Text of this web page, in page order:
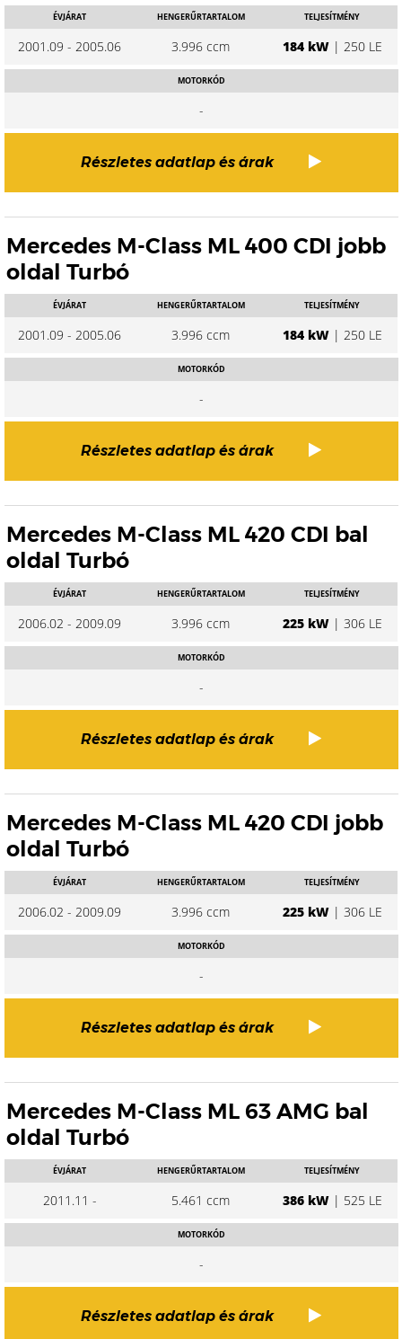
ÉVJÁRAT
2001.09 - 2005.06
HENGERŰRTARTALOM
3.996 ccm
TELJESÍTMÉNY
184 kW| 250 LE
MOTORKÓD
-
Részletes adatlap és árak
Mercedes M-Class ML 400 CDI jobb
oldal Turbó
ÉVJÁRAT
2001.09 - 2005.06
HENGERŰRTARTALOM
3.996 ccm
TELJESÍTMÉNY
184 kW| 250 LE
MOTORKÓD
-
Részletes adatlap és árak
Mercedes M-Class ML 420 CDI bal
oldal Turbó
ÉVJÁRAT
2006.02 - 2009.09
HENGERŰRTARTALOM
3.996 ccm
TELJESÍTMÉNY
225 kW| 306 LE
MOTORKÓD
-
Részletes adatlap és árak
Mercedes M-Class ML 420 CDI jobb
oldal Turbó
ÉVJÁRAT
2006.02 - 2009.09
HENGERŰRTARTALOM
3.996 ccm
TELJESÍTMÉNY
225 kW| 306 LE
MOTORKÓD
-
Részletes adatlap és árak
Mercedes M-Class ML 63 AMG bal
oldal Turbó
ÉVJÁRAT
2011.11 -
HENGERŰRTARTALOM
5.461 ccm
TELJESÍTMÉNY
386 kW| 525 LE
MOTORKÓD
-
Részletes adatlap és árak